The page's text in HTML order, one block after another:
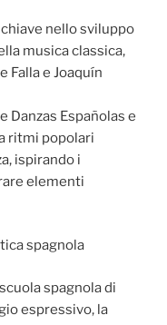
nello sviluppo
musica classica,
Falla e Joaquín
Danzas Españolas e
ritmi popolari
ispirando i
elementi
spagnola
spagnola di
espressivo, la